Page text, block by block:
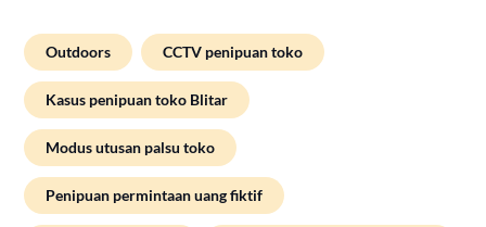
Outdoors CCTV penipuan toko
Kasus penipuan toko Blitar
Modus utusan palsu toko
Penipuan permintaan uang fiktif